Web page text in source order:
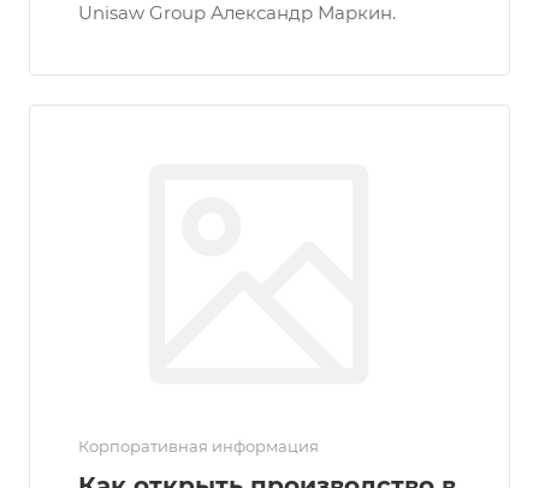
Unisaw Group Александр Маркин.
Корпоративная информация